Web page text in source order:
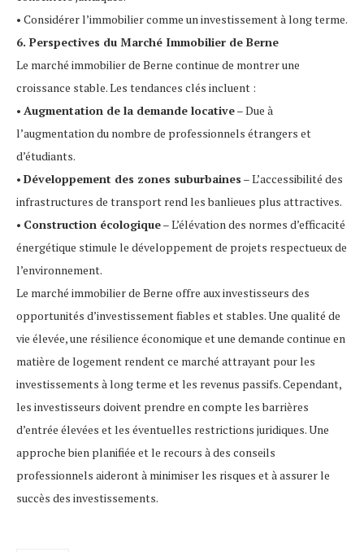
• Considérer l’immobilier comme un investissement à long terme.
6. Perspectives du Marché Immobilier de Berne
Le marché immobilier de Berne continue de montrer une
croissance stable. Les tendances clés incluent :
• Augmentation de la demande locative– Due à
l’augmentation du nombre de professionnels étrangers et
d’étudiants.
• Développement des zones suburbaines – L’accessibilité des
infrastructures de transport rend les banlieues plus attractives.
• Construction écologique– L’élévation des normes d’efficacité
énergétique stimule le développement de projets respectueux de
l’environnement.
Le marché immobilier de Berne offre aux investisseurs des
opportunités d’investissement fiables et stables. Une qualité de
vie élevée, une résilience économique et une demande continue en
matière de logement rendent ce marché attrayant pour les
investissements à long terme et les revenus passifs. Cependant,
les investisseurs doivent prendre en compte les barrières
d’entrée élevées et les éventuelles restrictions juridiques. Une
approche bien planifiée et le recours à des conseils
professionnels aideront à minimiser les risques et à assurer le
succès des investissements.